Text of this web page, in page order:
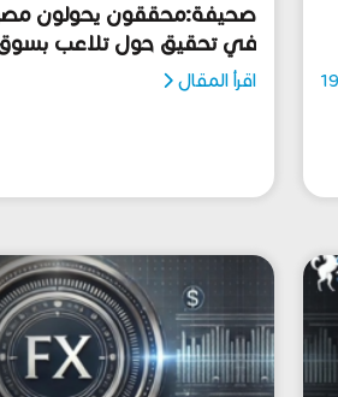
صحيفة:محققون يحولون
في تحقيق حول تلاعب بسوق
اقرأ المقال